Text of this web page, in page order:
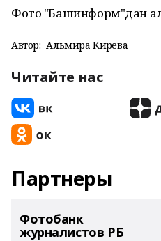
Фото "Башинформ"дан
Автор: Альмира Кирәева
Читайте нас
Партнеры
Фотобанк
журналистов РБ